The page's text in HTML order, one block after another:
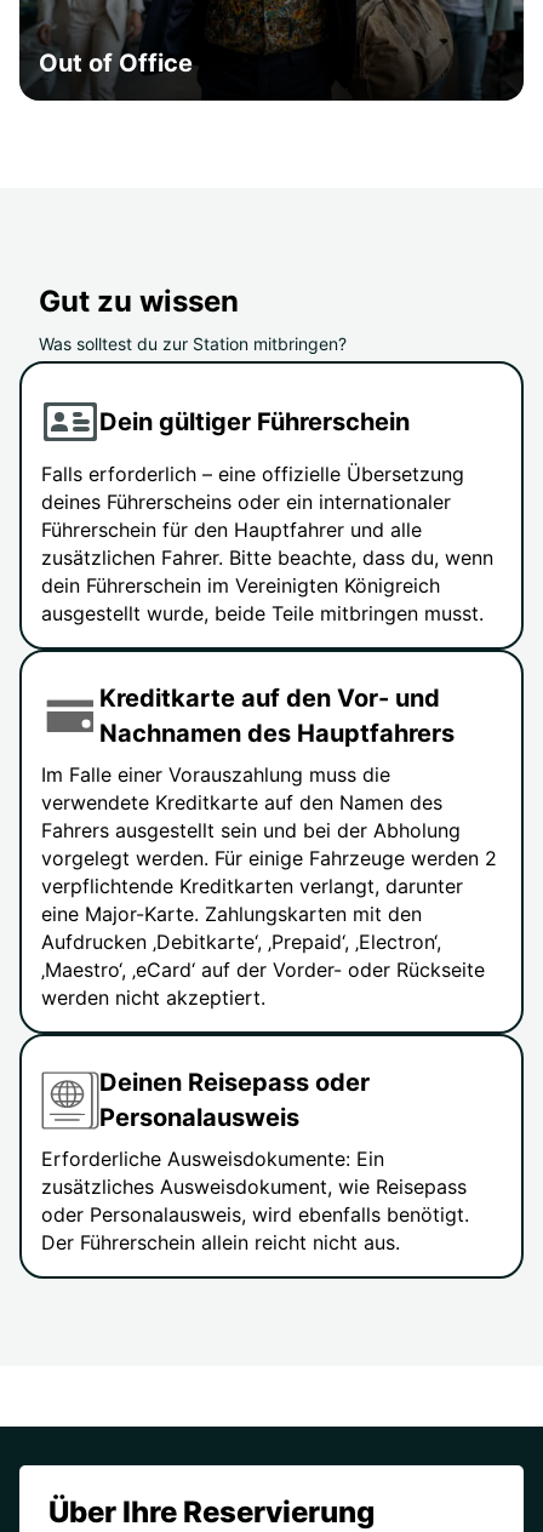
Out of Office
Gut zu wissen
Was solltest du zur Station mitbringen?
Dein gültiger Führerschein
Falls erforderlich – eine offizielle Übersetzung
deines Führerscheins oder ein internationaler
Führerschein für den Hauptfahrer und alle
zusätzlichen Fahrer. Bitte beachte, dass du, wenn
dein Führerschein im Vereinigten Königreich
ausgestellt wurde, beide Teile mitbringen musst.
Kreditkarte auf den Vor- und
Nachnamen des Hauptfahrers
Im Falle einer Vorauszahlung muss die
verwendete Kreditkarte auf den Namen des
Fahrers ausgestellt sein und bei der Abholung
vorgelegt werden. Für einige Fahrzeuge werden 2
verpflichtende Kreditkarten verlangt, darunter
eine Major-Karte. Zahlungskarten mit den
Aufdrucken ‚Debitkarte‘, ‚Prepaid‘, ‚Electron‘,
‚Maestro‘, ‚eCard‘ auf der Vorder- oder Rückseite
werden nicht akzeptiert.
Deinen Reisepass oder
Personalausweis
Erforderliche Ausweisdokumente: Ein
zusätzliches Ausweisdokument, wie Reisepass
oder Personalausweis, wird ebenfalls benötigt.
Der Führerschein allein reicht nicht aus.
Über Ihre Reservierung